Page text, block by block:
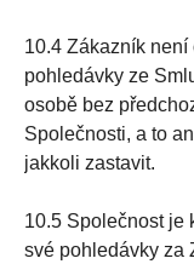
10.4 Zákazník
pohledávky ze
osobě bez
Společnosti, a to
jakkoli zastavit.
10.5 Společnost je
své pohledávky za